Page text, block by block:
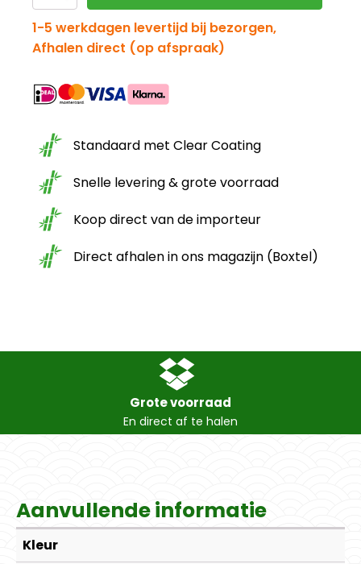
was:
€149.95.
is:
€80.00.
dark
H
B
180cm
1-5 werkdagen levertijd bij bezorgen,
Afhalen direct (op afspraak)
Standaard met Clear Coating
Snelle levering & grote voorraad
Koop direct van de importeur
Direct afhalen in ons magazijn (Boxtel)
Grote voorraad
En direct af te halen
Aanvullende informatie
Kleur